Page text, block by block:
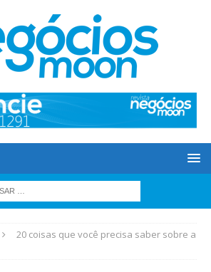
20 coisas que você precisa saber sobre a